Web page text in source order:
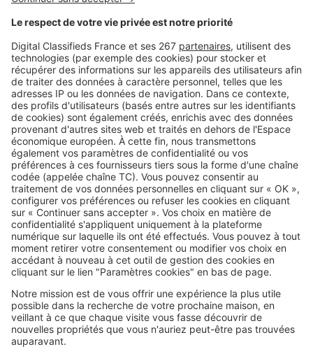
Image
Déménager
Le « faux déménagement » : la
méthode radicale pour
désencombrer la maison
Image
Déménager
Déménagement : en quoi louer un
utilitaire simplifie vraiment la
logistique ?
SeLoger c'est aussi